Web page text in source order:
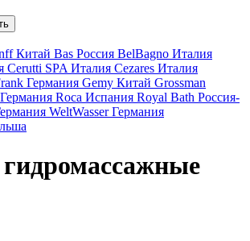
Китай Bas Россия BelBagno Италия
Cerutti SPA Италия Cezares Италия
Германия Gemy Китай Grossman
Германия Roca Испания Royal Bath Россия-
WeltWasserГермания